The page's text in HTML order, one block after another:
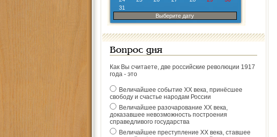
31
Выберите дату
Вопрос дня
Как Вы считаете, две российские революции 1917
года - это
Величайшее событие ХХ века, принёсшее
свободу и счастье народам России
Величайшее разочарование ХХ века,
доказавшее невозможность построения
справедливого государства
Величайшее преступление ХХ века, ставшее